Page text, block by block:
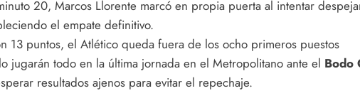
20, Marcos Llorente marcó en propia puerta al intentar
el empate definitivo.
13 puntos, el Atlético queda fuera de los ocho primeros puestos
jugarán todo en la última jornada en el Metropolitano ante el Bodo
resultados ajenos para evitar el repechaje.